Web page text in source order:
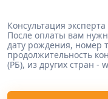
Консультация
После оплаты вам
дату рождения, номер
продолжительность
(РБ), из других стран -